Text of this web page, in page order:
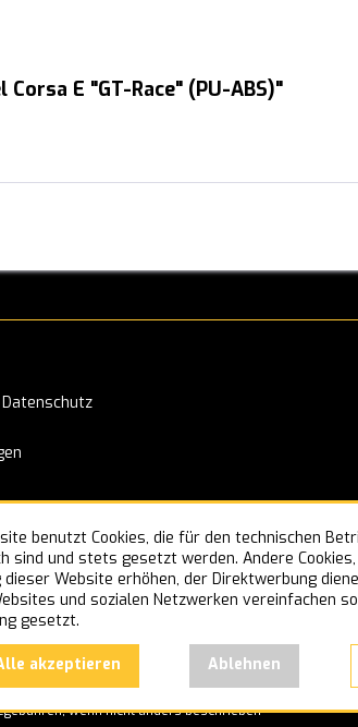
E "GT-Race" (PU-ABS)"
wenn nicht anders beschrieben
benutzt Cookies, die für den technischen
sind und stets gesetzt werden. Andere
dieser Website erhöhen, der Direktwerbung
und sozialen Netzwerken vereinfachen
gesetzt.
akzeptieren Ablehnen